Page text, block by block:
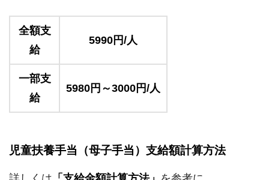
全額支
給
5990円/人
一部支
給
5980円～3000円/人
児童扶養手当（母子手当）支給額計算方法